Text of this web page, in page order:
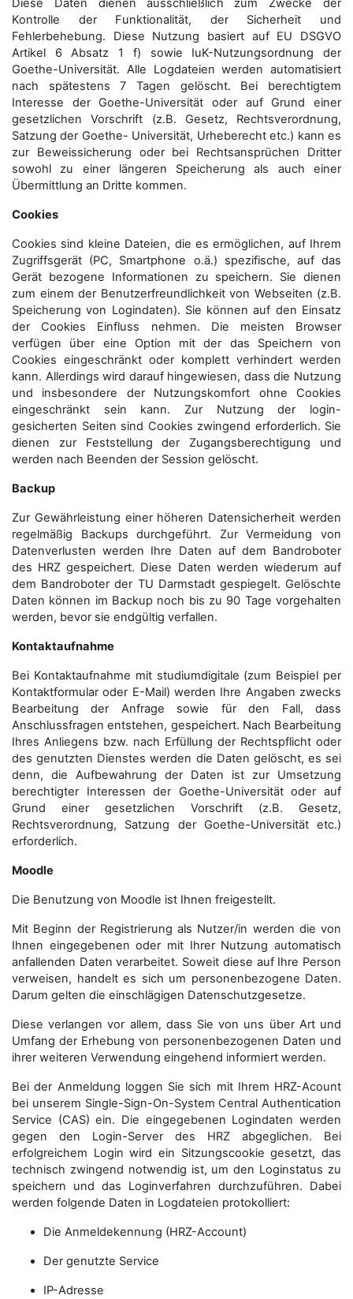
Diese Daten dienen ausschließlich zum Zwecke der
Kontrolle der Funktionalität, der Sicherheit und
Fehlerbehebung. Diese Nutzung basiert auf EU DSGVO
Artikel 6 Absatz 1 f) sowie IuK-Nutzungsordnung der
Goethe-Universität. Alle Logdateien werden auto­matisiert
nach spätestens 7 Tagen gelöscht. Bei berechtigtem
Interesse der Goethe-Universität oder auf Grund einer
gesetzlichen Vorschrift (z.B. Gesetz, Rechtsverordnung,
Satzung der Goethe- Universität, Urheberecht etc.) kann es
zur Beweissicherung oder bei Rechtsansprüchen Dritter
sowohl zu einer längeren Speicherung als auch einer
Übermittlung an Dritte kommen.
Cookies
Cookies sind kleine Dateien, die es ermöglichen, auf Ihrem
Zugriffsgerät (PC, Smartphone o.ä.) spezifische, auf das
Gerät bezogene Informationen zu speichern. Sie dienen
zum einem der Benutzerfreundlichkeit von Webseiten (z.B.
Speicherung von Logindaten). Sie können auf den Einsatz
der Cookies Einfluss nehmen. Die meisten Browser
verfügen über eine Option mit der das Speichern von
Cookies eingeschränkt oder komplett verhindert werden
kann. Allerdings wird darauf hingewiesen, dass die Nutzung
und insbesondere der Nutzungskomfort ohne Cookies
eingeschränkt sein kann. Zur Nutzung der login-
gesicherten Seiten sind Cookies zwingend erforderlich. Sie
dienen zur Feststellung der Zugangs­berechtigung und
werden nach Beenden der Session gelöscht.
Backup
Zur Gewährleistung einer höheren Datensicherheit werden
regelmäßig Backups durchgeführt. Zur Vermeidung von
Datenverlusten werden Ihre Daten auf dem Bandroboter
des HRZ gespeichert. Diese Daten werden wiederum auf
dem Bandroboter der TU Darmstadt gespiegelt. Gelöschte
Daten können im Backup noch bis zu 90 Tage vorgehalten
werden, bevor sie endgültig verfallen.
Kontaktaufnahme
Bei Kontaktaufnahme mit studiumdigitale (zum Beispiel per
Kontaktformular oder E-Mail) werden Ihre Angaben zwecks
Bearbeitung der Anfrage sowie für den Fall, dass
Anschluss­fragen entstehen, gespeichert. Nach Bearbeitung
Ihres Anliegens bzw. nach Erfüllung der Rechtspflicht oder
des genutzten Dienstes werden die Daten gelöscht, es sei
denn, die Aufbewahrung der Daten ist zur Umsetzung
berechtigter Interessen der Goethe-Universität oder auf
Grund einer gesetzlichen Vorschrift (z.B. Gesetz,
Rechtsverordnung, Satzung der Goethe-Universität etc.)
erforderlich.
Moodle
Die Benutzung von Moodle ist Ihnen freigestellt.
Mit Beginn der Registrierung als Nutzer/in werden die von
Ihnen eingegebenen oder mit Ihrer Nutzung automatisch
anfallenden Daten verarbeitet. Soweit diese auf Ihre Person
verweisen, handelt es sich um personenbezogene Daten.
Darum gelten die einschlägigen Datenschutzgesetze.
Diese verlangen vor allem, dass Sie von uns über Art und
Umfang der Erhebung von personenbezogenen Daten und
ihrer weiteren Verwendung eingehend informiert werden.
Bei der Anmeldung loggen Sie sich mit Ihrem HRZ-Acount
bei unserem Single-Sign-On-System Central Authentication
Service (CAS) ein. Die eingegebenen Logindaten werden
gegen den Login-Server des HRZ abgeglichen. Bei
erfolgreichem Login wird ein Sitzungscookie gesetzt, das
technisch zwingend notwendig ist, um den Loginstatus zu
speichern und das Loginverfahren durchzuführen. Dabei
werden folgende Daten in Logdateien protokolliert:
Die Anmeldekennung (HRZ-Account)
Der genutzte Service
IP-Adresse